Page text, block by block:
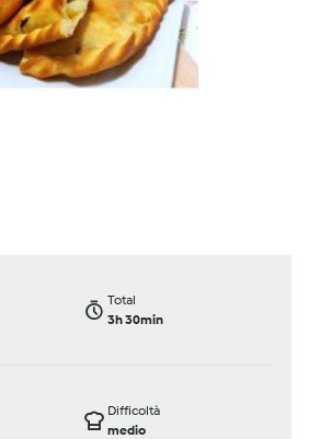
Total
3h 30min
Difficoltà
medio